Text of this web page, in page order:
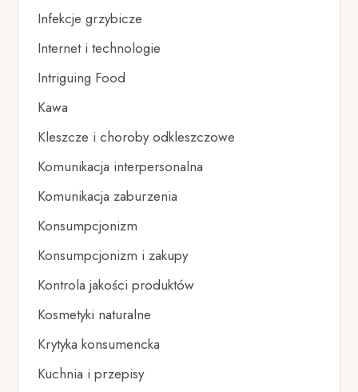
Infekcje grzybicze
Internet i technologie
Intriguing Food
Kawa
Kleszcze i choroby odkleszczowe
Komunikacja interpersonalna
Komunikacja zaburzenia
Konsumpcjonizm
Konsumpcjonizm i zakupy
Kontrola jakości produktów
Kosmetyki naturalne
Krytyka konsumencka
Kuchnia i przepisy